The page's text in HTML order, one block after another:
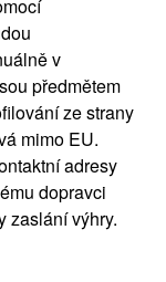
v
předmětem
ze strany
mimo EU.
adresy
dopravci
zaslání výhry.